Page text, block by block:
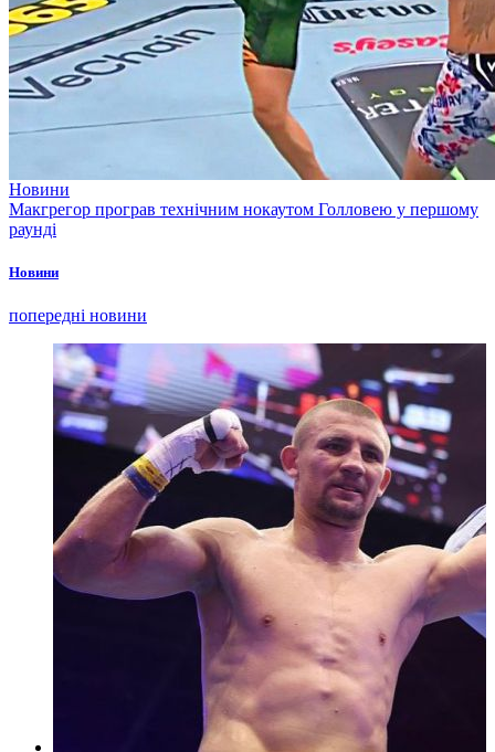
Новини
Макгрегор програв технічним нокаутом Голловею у першому
раунді
Новини
попередні новини